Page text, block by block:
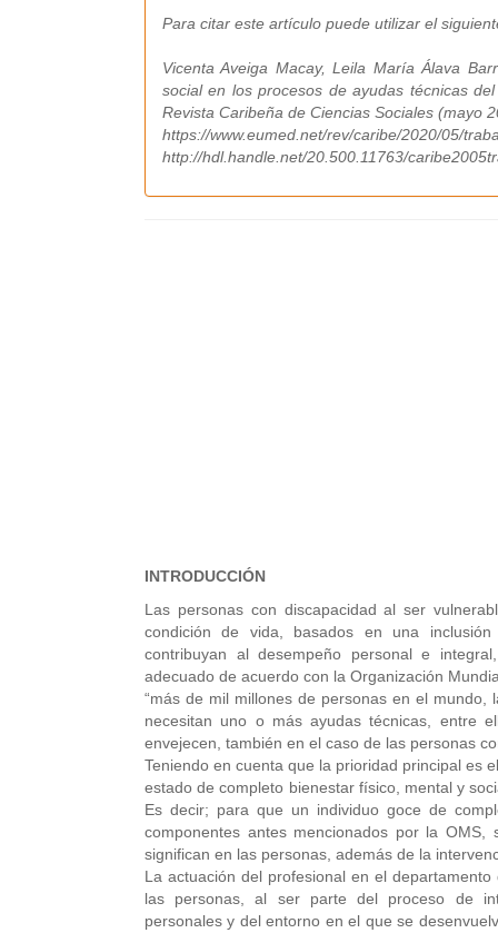
Para citar este artículo puede utilizar el
Vicenta Aveiga Macay, Leila María Álava
social en los procesos de ayudas técnicas
Revista Caribeña de Ciencias Sociales (mayo
https://www.eumed.net/rev/caribe/2020/05/
http://hdl.handle.net/20.500.11763/
INTRODUCCIÓN
Las personas con discapacidad al ser
condición de vida, basados en una
contribuyan al desempeño personal e
adecuado de acuerdo con la Organización
“más de mil millones de personas en el
necesitan uno o más ayudas técnicas, entre
envejecen, también en el caso de las personas
Teniendo en cuenta que la prioridad principal es
estado de completo bienestar físico, mental y
Es decir; para que un individuo goce de
componentes antes mencionados por la
significan en las personas, además de la
La actuación del profesional en el
las personas, al ser parte del proceso de
personales y del entorno en el que se